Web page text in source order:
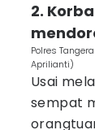
2.
Polres
Aprilianti)
Usai
sempat